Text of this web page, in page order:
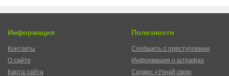
Информация
Контакты
О сайте
Карта сайта
Полезности
Сообщить о преступлении
Информация о штрафах
Сервис «Узнай свою